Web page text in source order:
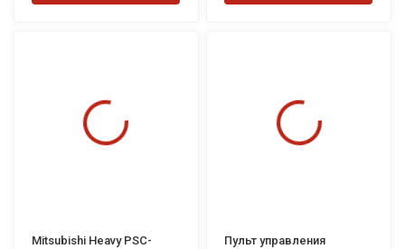
Mitsubishi Heavy PSC-
Пульт управления